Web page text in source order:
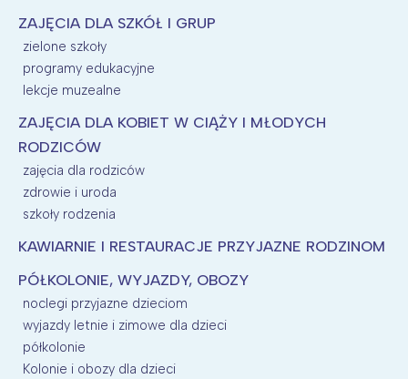
ZAJĘCIA DLA SZKÓŁ I GRUP
zielone szkoły
programy edukacyjne
lekcje muzealne
ZAJĘCIA DLA KOBIET W CIĄŻY I MŁODYCH
RODZICÓW
zajęcia dla rodziców
zdrowie i uroda
szkoły rodzenia
KAWIARNIE I RESTAURACJE PRZYJAZNE RODZINOM
PÓŁKOLONIE, WYJAZDY, OBOZY
noclegi przyjazne dzieciom
wyjazdy letnie i zimowe dla dzieci
półkolonie
Kolonie i obozy dla dzieci